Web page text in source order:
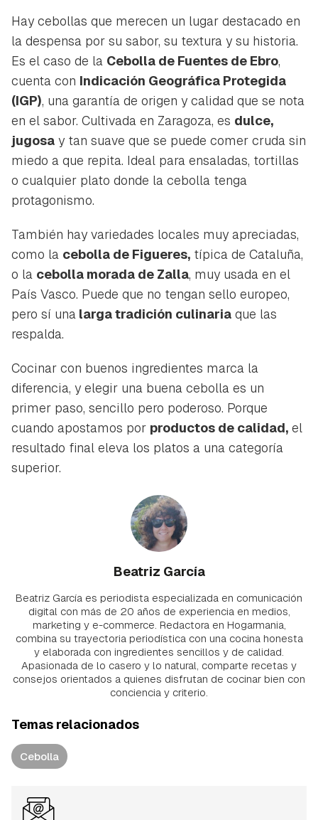
Hay cebollas que merecen un lugar destacado en
la despensa por su sabor, su textura y su historia.
Es el caso de la Cebolla de Fuentes de Ebro,
cuenta con Indicación Geográfica Protegida
(IGP), una garantía de origen y calidad que se nota
en el sabor. Cultivada en Zaragoza, es dulce,
jugosa y tan suave que se puede comer cruda sin
miedo a que repita. Ideal para ensaladas, tortillas
o cualquier plato donde la cebolla tenga
protagonismo.
También hay variedades locales muy apreciadas,
como la cebolla de Figueres, típica de Cataluña,
o la cebolla morada de Zalla, muy usada en el
País Vasco. Puede que no tengan sello europeo,
pero sí una larga tradición culinaria que las
respalda.
Cocinar con buenos ingredientes marca la
diferencia, y elegir una buena cebolla es un
primer paso, sencillo pero poderoso. Porque
cuando apostamos por productos de calidad, el
resultado final eleva los platos a una categoría
superior.
Beatriz García
Beatriz García es periodista especializada en comunicación
digital con más de 20 años de experiencia en medios,
marketing y e-commerce. Redactora en Hogarmania,
combina su trayectoria periodística con una cocina honesta
y elaborada con ingredientes sencillos y de calidad.
Apasionada de lo casero y lo natural, comparte recetas y
consejos orientados a quienes disfrutan de cocinar bien con
conciencia y criterio.
Temas relacionados
Cebolla